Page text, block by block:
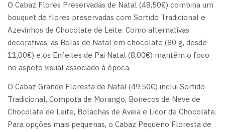
O Cabaz Flores Preservadas de Natal (48,50€) combina um
bouquet de flores preservadas com Sortido Tradicional e
Azevinhos de Chocolate de Leite. Como alternativas
decorativas, as Bolas de Natal em chocolate (80 g, desde
11,00€) e os Enfeites de Pai Natal (8,00€) mantêm o foco
no aspeto visual associado à época.
O Cabaz Grande Floresta de Natal (49,50€) inclui Sortido
Tradicional, Compota de Morango, Bonecos de Neve de
Chocolate de Leite, Bolachas de Aveia e Licor de Chocolate.
Para opções mais pequenas, o Cabaz Pequeno Floresta de